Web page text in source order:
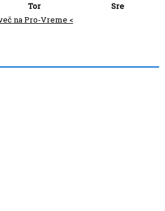
Tor
Sre
na Pro-Vreme <